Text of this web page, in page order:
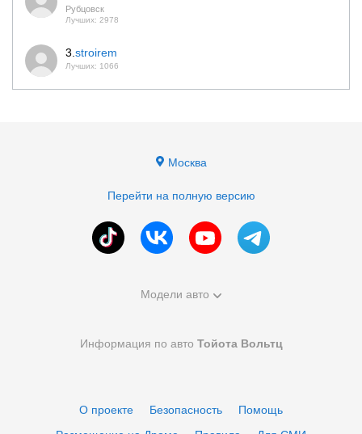
Рубцовск
Лучших: 2978
3. stroirem
Лучших: 1066
Москва
Перейти на полную версию
Модели авто
Информация по авто Тойота Вольтц
О проекте Безопасность
Помощь